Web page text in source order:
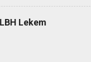
media ketika berhasil
asli buatan Indonesia, tentu
kolonial setidaknya sudah
Lekem